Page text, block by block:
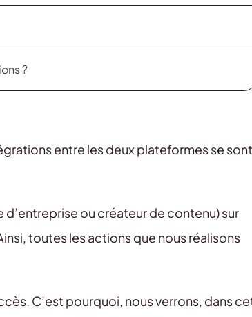
?
entre les deux plateformes se sont
ou créateur de contenu) sur
toutes les actions que nous réalisons
C’est pourquoi, nous verrons, dans